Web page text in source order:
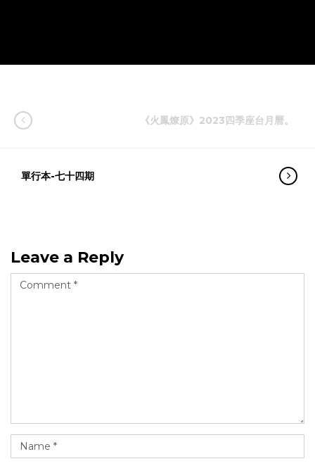
《火鳳燎原》2023四季座台月曆。
單行本-七十四期
Leave a Reply